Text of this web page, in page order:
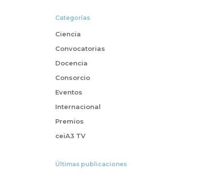
Categorías
Ciencia
Convocatorias
Docencia
Consorcio
Eventos
Internacional
Premios
ceiA3 TV
Últimas publicaciones